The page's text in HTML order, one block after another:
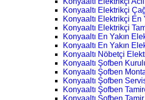
Konyaaltı Elektrikçi
Konyaaltı Elektrikçi En
Konyaaltı Elektrikçi
Konyaaltı En Yakın
Konyaaltı En Yakın
Konyaaltı Nöbetçi
Konyaaltı Şofben
Konyaaltı Şofben
Konyaaltı Şofben
Konyaaltı Şofben